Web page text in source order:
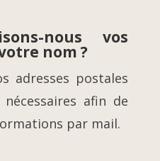
nous vos
nom ?
adresses postales
afin de
par mail.